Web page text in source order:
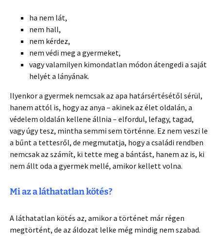
ha nem lát,
nem hall,
nem kérdez,
nem védi meg a gyermeket,
vagy valamilyen kimondatlan módon átengedi a saját
helyét a lányának.
Ilyenkor a gyermek nemcsak az apa határsértésétől sérül,
hanem attól is, hogy az anya – akinek az élet oldalán, a
védelem oldalán kellene állnia – elfordul, lefagy, tagad,
vagy úgy tesz, mintha semmi sem történne. Ez nem veszi le
a bűnt a tettesről, de megmutatja, hogy a családi rendben
nemcsak az számít, ki tette meg a bántást, hanem az is, ki
nem állt oda a gyermek mellé, amikor kellett volna.
Mi az a láthatatlan kötés?
A láthatatlan kötés az, amikor a történet már régen
megtörtént, de az áldozat lelke még mindig nem szabad.